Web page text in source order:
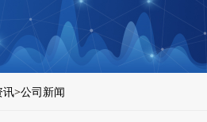
讯>公司新闻